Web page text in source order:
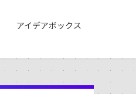
アイデアボックス